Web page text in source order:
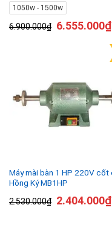
1050w - 1500w
6.900.000₫ 6.555.000₫
Máy mài bàn 1 HP 220V cốt
Hồng Ký MB1HP
2.530.000₫ 2.404.000₫